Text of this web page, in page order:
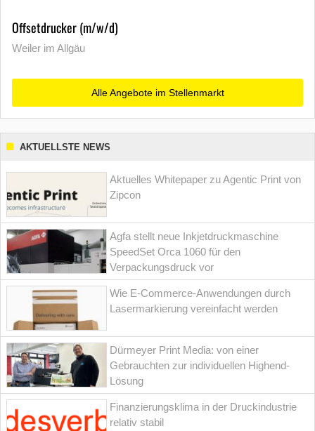
Offsetdrucker (m/w/d)
Weiler im Allgäu
Alle Angebote im Stellenmarkt
AKTUELLSTE NEWS
Aktuelles Whitepaper zu Agentic Print von
Zipcon
Agfa stellt neue Inkjetdruckmaschine
SpeedSet Orca 1060 für den
Verpackungsdruck vor
Wie E-Commerce-Anwendungen durch
Lasermarkierung vereinfacht werden
Dürmeyer Print Media: von einer
Gebrauchten zur individuellen Highend-
Lösung
Finanzierungsklima in der Druckindustrie
relativ stabil